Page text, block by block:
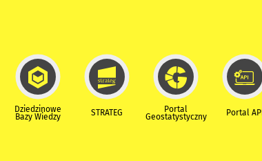
Dziedzinowe
Bazy Wiedzy STRATEG Portal
Geostatystyczny Portal API